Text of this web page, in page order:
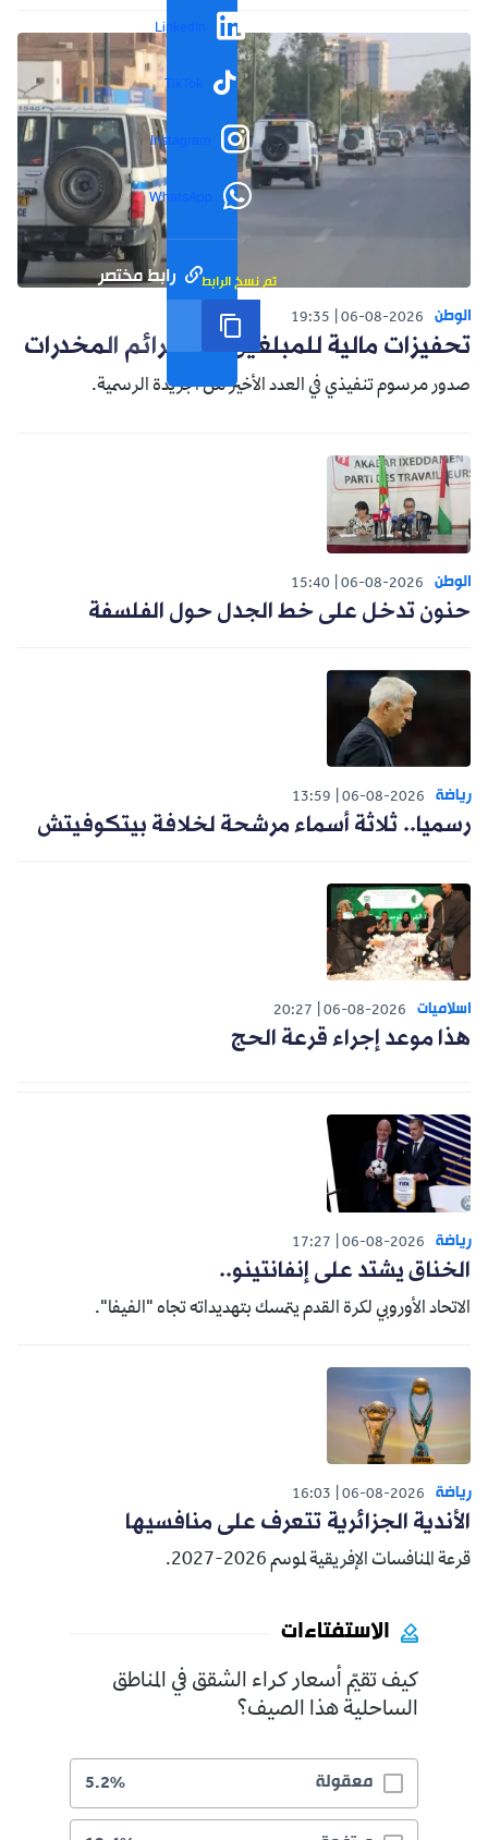
LinkedIn
TikTok
Instagram
WhatsApp
رابط مختصر تم نسخ الرابط
الوطن 06-08-2026
19:35
تحفيزات مالية للمبلغين عن جرائم المخدرات
صدور مرسوم تنفيذي في العدد الأخير من الجريدة الرسمية.
الوطن 06-08-2026
15:40
حنون تدخل على خط الجدل حول الفلسفة
رياضة 06-08-2026
13:59
رسميا.. ثلاثة أسماء مرشحة لخلافة بيتكوفيتش
اسلاميات 06-08-2026
20:27
هذا موعد إجراء قرعة الحج
رياضة 06-08-2026
17:27
الخناق يشتد على إنفانتينو..
الاتحاد الأوروبي لكرة القدم يتمسك بتهديداته تجاه "الفيفا".
رياضة 06-08-2026
16:03
الأندية الجزائرية تتعرف على منافسيها
قرعة المنافسات الإفريقية لموسم 2026-2027.
الاستفتاءات
كيف تقيّم أسعار كراء الشقق في المناطق
الساحلية هذا الصيف؟
معقولة 5.2%